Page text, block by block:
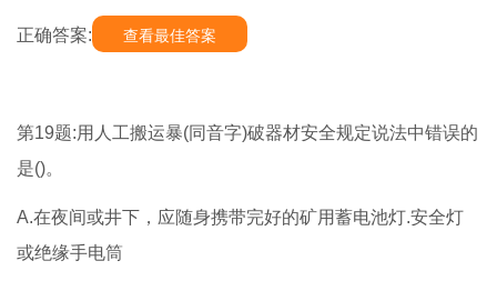
正确答案: 查看最佳答案
第19题:用人工搬运暴(同音字)破器材安全规定说法中错误的
是()。
A.在夜间或井下，应随身携带完好的矿用蓄电池灯.安全灯
或绝缘手电筒